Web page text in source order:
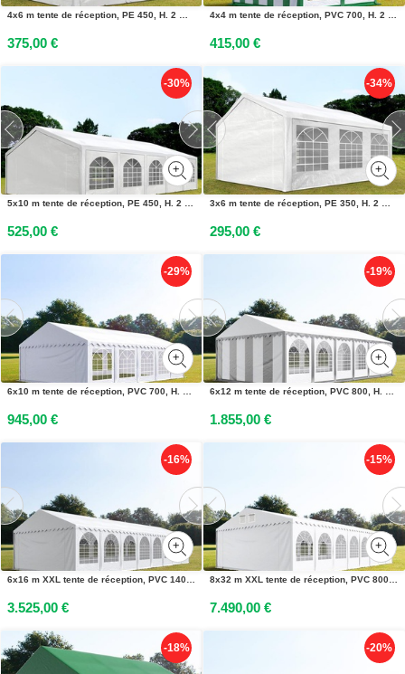
4x6 m tente de réception, PE 450, H. 2 m, blanc - (91110)
375,00 €
4x4 m tente de réception, PVC 700, H. 2 m, vert-blanc - (6135)
415,00 €
-30%
5x10 m tente de réception, PE 450, H. 2 m, blanc - (91116)
525,00 €
-34%
3x6 m tente de réception, PE 350, H. 2 m, blanc - (90101)
295,00 €
-29%
6x10 m tente de réception, PVC 700, H. 2 m, blanc - (6047)
945,00 €
-19%
6x12 m tente de réception, PVC 800, H. 2 m, gris-blanc - (5374)
1.855,00 €
-16%
6x16 m XXL tente de réception, PVC 1400, H. 2,6 m, blanc - (37655)
3.525,00 €
-15%
8x32 m XXL tente de réception, PVC 800, H. 2,6 m, blanc - (49253)
7.490,00 €
-18% -20%